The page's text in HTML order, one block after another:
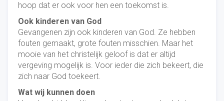
hoop dat er ook voor hen een toekomst is.
Ook kinderen van God
Gevangenen zijn ook kinderen van God. Ze hebben
fouten gemaakt, grote fouten misschien. Maar het
mooie van het christelijk geloof is dat er altijd
vergeving mogelijk is. Voor ieder die zich bekeert, die
zich naar God toekeert.
Wat wij kunnen doen